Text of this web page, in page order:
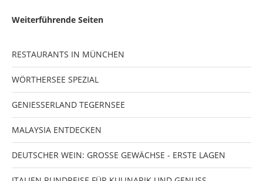
Weiterführende Seiten
RESTAURANTS IN MÜNCHEN
WÖRTHERSEE SPEZIAL
GENIESSERLAND TEGERNSEE
MALAYSIA ENTDECKEN
DEUTSCHER WEIN: GROSSE GEWÄCHSE - ERSTE LAGEN